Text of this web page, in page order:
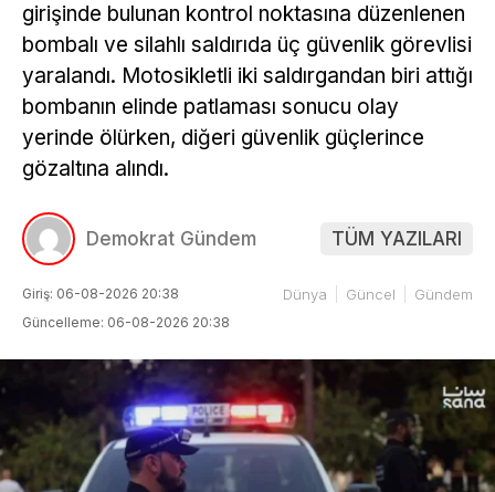
girişinde bulunan kontrol noktasına düzenlenen
bombalı ve silahlı saldırıda üç güvenlik görevlisi
yaralandı. Motosikletli iki saldırgandan biri attığı
bombanın elinde patlaması sonucu olay
yerinde ölürken, diğeri güvenlik güçlerince
gözaltına alındı.
Demokrat Gündem TÜM YAZILARI
Giriş: 06-08-2026 20:38
Güncelleme: 06-08-2026 20:38
Dünya Güncel Gündem